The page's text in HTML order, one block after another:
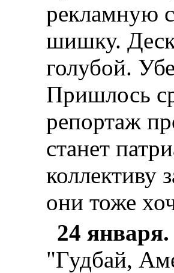
рекламную
шишку.
голубой.
Пришлось
репортаж
станет
коллективу
они тоже
24 января.
"Гудбай,